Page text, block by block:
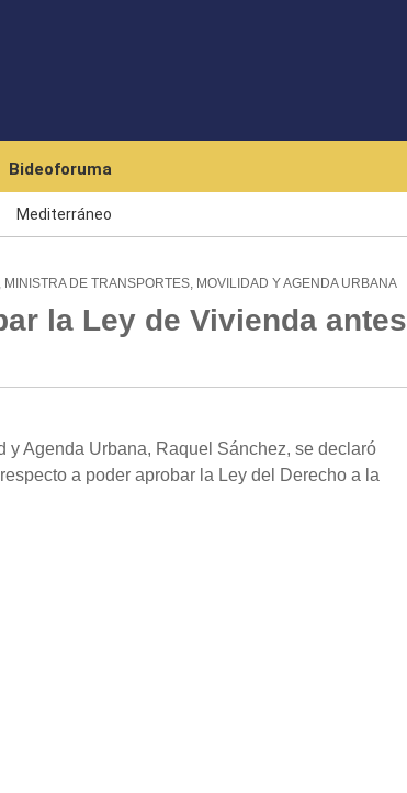
Bideoforuma
Mediterráneo
DE TRANSPORTES, MOVILIDAD Y AGENDA URBANA
la Ley de Vivienda antes
y Agenda Urbana, Raquel Sánchez, se declaró
a poder aprobar la Ley del Derecho a la